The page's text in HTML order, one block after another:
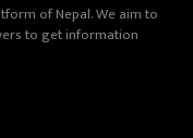
of Nepal. We aim to
to get information